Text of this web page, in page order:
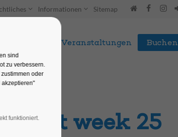
Informationen Sitemap
& Erleben Veranstaltungen Buchen
Art week 25
sind
zu verbessern.
oder
akzeptieren"
funktioniert.